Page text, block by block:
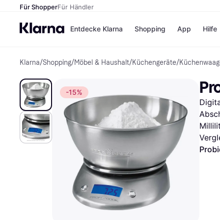
Für ShopperFür Händler
Entdecke Klarna
Zahlungsmethoden
Bezahle in 3
Bezahle in bis zu 30
Ratenzahlung
Shopping
Shops
eBay
Temu
SHEIN
Alle Shops
App Hilfe
Klarna/Shopping/Möbel & Haushalt/Küchengeräte/
-15%